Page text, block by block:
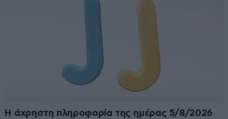
Η άχρηστη πληροφορία της ημέρας 5/8/2026